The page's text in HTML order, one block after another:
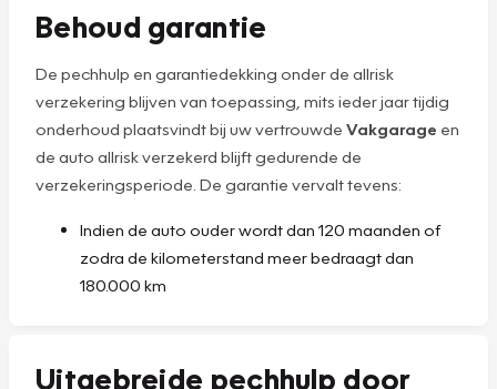
Behoud garantie
De pechhulp en garantiedekking onder de allrisk
verzekering blijven van toepassing, mits ieder jaar tijdig
onderhoud plaatsvindt bij uw vertrouwde Vakgarage en
de auto allrisk verzekerd blijft gedurende de
verzekeringsperiode. De garantie vervalt tevens:
Indien de auto ouder wordt dan 120 maanden of
zodra de kilometerstand meer bedraagt dan
180.000 km
Uitgebreide pechhulp door